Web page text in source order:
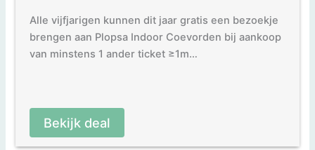
Alle vijfjarigen kunnen dit jaar gratis een bezoekje
brengen aan Plopsa Indoor Coevorden bij aankoop
van minstens 1 ander ticket ≥1m…
Bekijk deal